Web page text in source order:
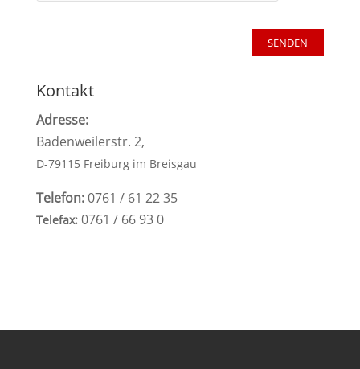
Kontakt
Adresse:
Badenweilerstr. 2,
D-79115 Freiburg im Breisgau
Telefon:0761 / 61 22 35
Telefax:0761 / 66 93 0